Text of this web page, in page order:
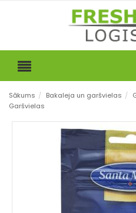
Sākums / Bakaleja un garšvielas /
Garšvielas